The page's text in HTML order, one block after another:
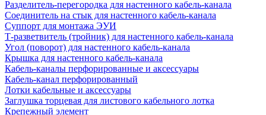
Разделитель-перегородка для настенного кабель-канала
Соединитель на стык для настенного кабель-канала
Суппорт для монтажа ЭУИ
Т-разветвитель (тройник) для настенного кабель-канала
Угол (поворот) для настенного кабель-канала
Крышка для настенного кабель-канала
Кабель-каналы перфорированные и аксессуары
Кабель-канал перфорированный
Лотки кабельные и аксессуары
Заглушка торцевая для листового кабельного лотка
Крепежный элемент